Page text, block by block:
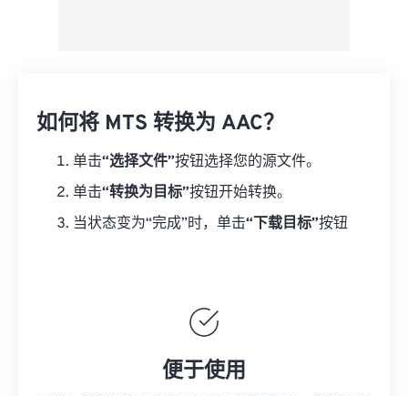
如何将 MTS 转换为 AAC？
单击“选择文件”按钮选择您的源文件。
单击“转换为目标”按钮开始转换。
当状态变为“完成”时，单击“下载目标”按钮
便于使用